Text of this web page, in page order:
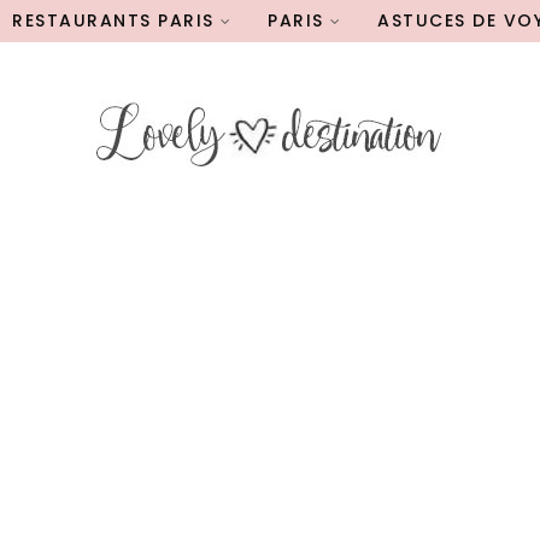
RESTAURANTS PARIS PARIS ASTUCES DE